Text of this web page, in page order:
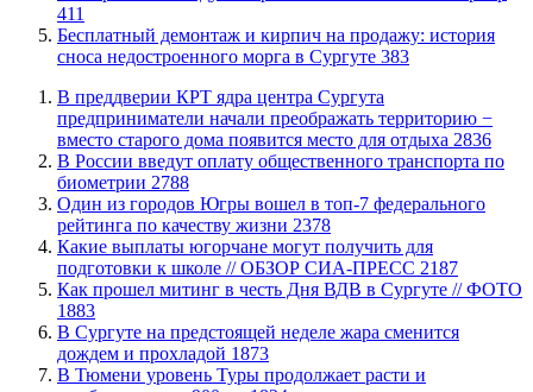
411
​Бесплатный демонтаж и кирпич на продажу: история
сноса недостроенного морга в Сургуте 383
​В преддверии КРТ ядра центра Сургута
предприниматели начали преображать территорию −
вместо старого дома появится место для отдыха 2836
В России введут оплату общественного транспорта по
биометрии 2788
Один из городов Югры вошел в топ-7 федерального
рейтинга по качеству жизни 2378
Какие выплаты югорчане могут получить для
подготовки к школе // ОБЗОР СИА-ПРЕСС 2187
Как прошел митинг в честь Дня ВДВ в Сургуте // ФОТО
1883
В Сургуте на предстоящей неделе жара сменится
дождем и прохладой 1873
В Тюмени уровень Туры продолжает расти и